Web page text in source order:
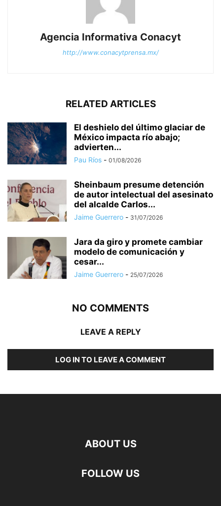
Agencia Informativa Conacyt
http://www.conacytprensa.mx/
RELATED ARTICLES
El deshielo del último glaciar de
México impacta río abajo;
advierten...
Pau Ríos - 01/08/2026
Sheinbaum presume detención
de autor intelectual del asesinato
del alcalde Carlos...
Jaime Guerrero - 31/07/2026
Jara da giro y promete cambiar
modelo de comunicación y
cesar...
Jaime Guerrero - 25/07/2026
NO COMMENTS
LEAVE A REPLY
LOG IN TO LEAVE A COMMENT
ABOUT US
FOLLOW US